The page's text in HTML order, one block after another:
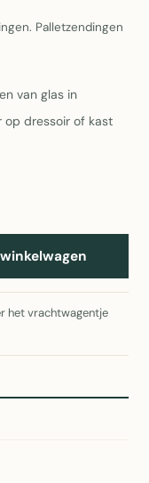
Palletzendingen
van glas in
op dressoir of kast
het vrachtwagentje